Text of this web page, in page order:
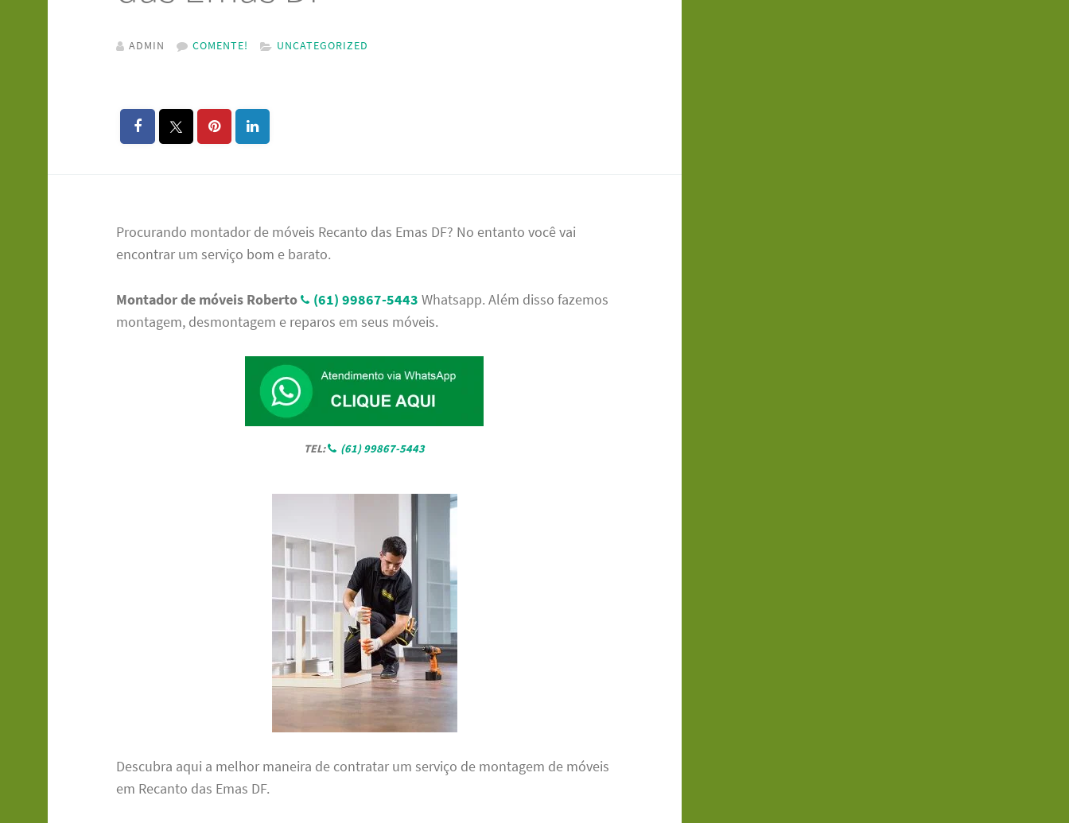
ADMIN COMENTE! UNCATEGORIZED
Procurando montador de móveis Recanto das Emas DF? No entanto você vai
encontrar um serviço bom e barato.
Montador de móveis Roberto (61) 99867-5443 Whatsapp. Além disso fazemos
montagem, desmontagem e reparos em seus móveis.
TEL: (61) 99867-5443
Descubra aqui a melhor maneira de contratar um serviço de montagem de móveis
em Recanto das Emas DF.